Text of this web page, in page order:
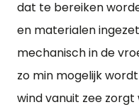
dat te bereiken
en materialen
mechanisch in de
zo min mogelijk
wind vanuit zee